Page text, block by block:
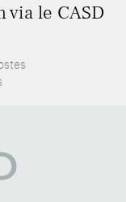
via le CASD